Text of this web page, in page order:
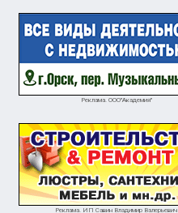
Реклама. ООО"Академия"
Реклама. ИП Савин Владимир Валерьевич